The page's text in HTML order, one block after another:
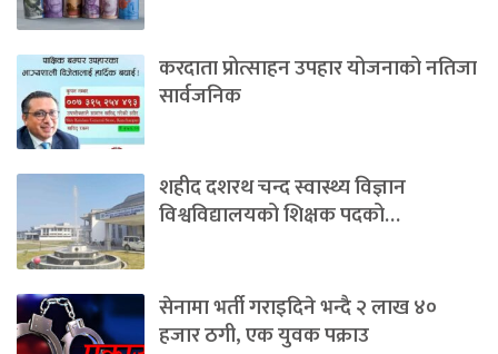
करदाता प्रोत्साहन उपहार योजनाको नतिजा
सार्वजनिक
शहीद दशरथ चन्द स्वास्थ्य विज्ञान
विश्वविद्यालयको शिक्षक पदको…
सेनामा भर्ती गराइदिने भन्दै २ लाख ४०
हजार ठगी, एक युवक पक्राउ